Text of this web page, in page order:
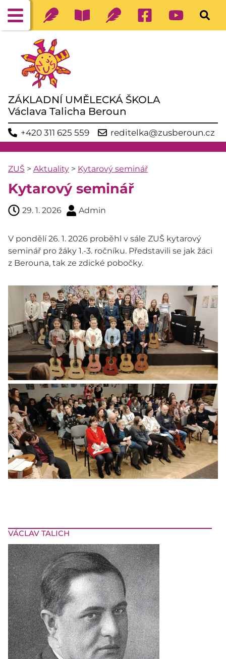
ZÁKLADNÍ UMĚLECKÁ ŠKOLA
Václava Talicha Beroun
+420 311 625 559 reditelka@zusberoun.cz
VÁCLAV TALICH
ZUŠ > Aktuality > Kytarový seminář
Kytarový seminář
29. 1. 2026 Admin
V pondělí 26. 1. 2026 proběhl v sále ZUŠ kytarový
seminář pro žáky 1.-3. ročníku. Představili se jak žáci
z Berouna, tak ze zdické pobočky.